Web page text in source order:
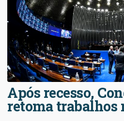
Após recesso,
retoma trabalhos